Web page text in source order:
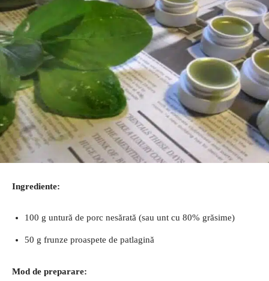
Ingrediente:
100 g untură de porc nesărată (sau unt cu 80% grăsime)
50 g frunze proaspete de patlagină
Mod de preparare: